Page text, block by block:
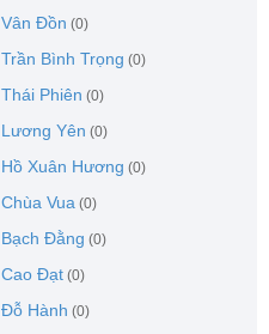
Vân Đồn (0)
Trần Bình Trọng (0)
Thái Phiên (0)
Lương Yên (0)
Hồ Xuân Hương (0)
Chùa Vua (0)
Bạch Đằng (0)
Cao Đạt (0)
Đỗ Hành (0)